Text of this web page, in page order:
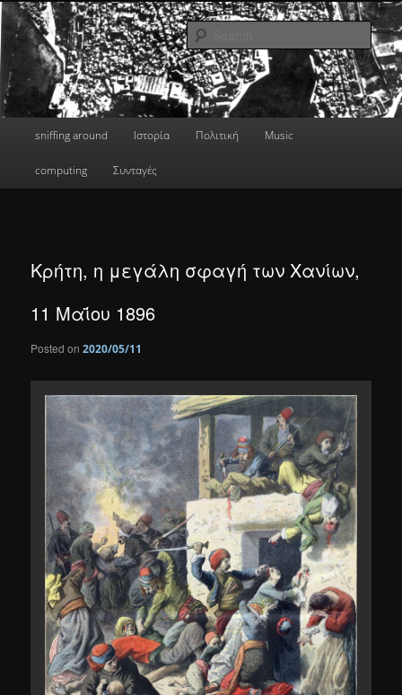
Skip
to
primary
contentdone's blog
a greek geek
sniffing around Ιστορία Πολιτική Music
computing Συνταγές
Κρήτη, η μεγάλη σφαγή των Χανίων,
11 Μαΐου 1896
Posted on2020/05/11